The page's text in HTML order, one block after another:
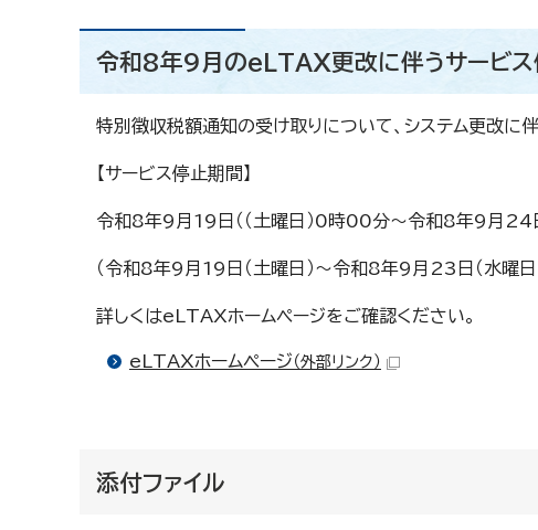
令和8年9月のeLTAX更改に伴うサービス
特別徴収税額通知の受け取りについて、システム更改に
【サービス停止期間】
令和8年9月19日（（土曜日）0時00分～令和8年9月24日
（令和8年9月19日（土曜日）～令和8年9月23日（水曜日
詳しくはeLTAXホームページをご確認ください。
eLTAXホームページ （外部リンク）
添付ファイル